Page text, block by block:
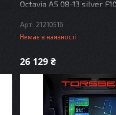
Octavia A5 08-13 silver
21210516
Немає в наявності
26 129 ₴